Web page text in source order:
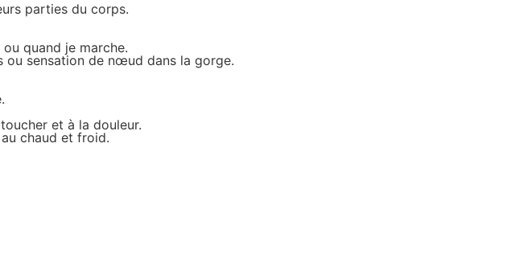
parties du corps.
quand je marche.
ou sensation de nœud dans la gorge.
et à la douleur.
chaud et froid.